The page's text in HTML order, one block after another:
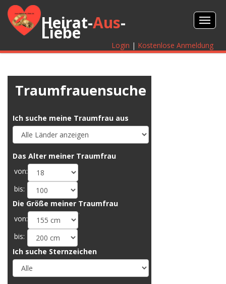
Heirat-Aus-
Liebe
Login | Kostenlose Anmeldung
Traumfrauensuche
Ich suche meine Traumfrau aus
Das Alter meiner Traumfrau
von:
bis:
Die Größe meiner Traumfrau
von:
´
bis:
Ich suche Sternzeichen